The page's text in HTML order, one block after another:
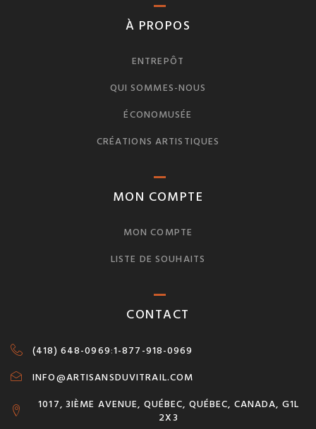
À PROPOS
ENTREPÔT
QUI SOMMES-NOUS
ÉCONOMUSÉE
CRÉATIONS ARTISTIQUES
MON COMPTE
MON COMPTE
LISTE DE SOUHAITS
CONTACT
(418) 648-0969:1-877-918-0969
INFO@ARTISANSDUVITRAIL.COM
1017, 3IÈME AVENUE, QUÉBEC, QUÉBEC, CANADA, G1L
2X3